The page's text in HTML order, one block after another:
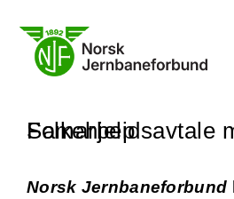
content
Samarbeidsavtale med Norsk Folkehjelp
Norsk Jernbaneforbund